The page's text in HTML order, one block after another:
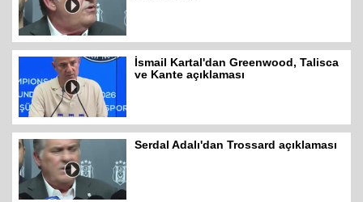
İsmail Kartal'dan Greenwood, Talisca
ve Kante açıklaması
Serdal Adalı'dan Trossard açıklaması